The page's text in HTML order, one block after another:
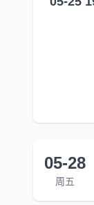
05-28
周五